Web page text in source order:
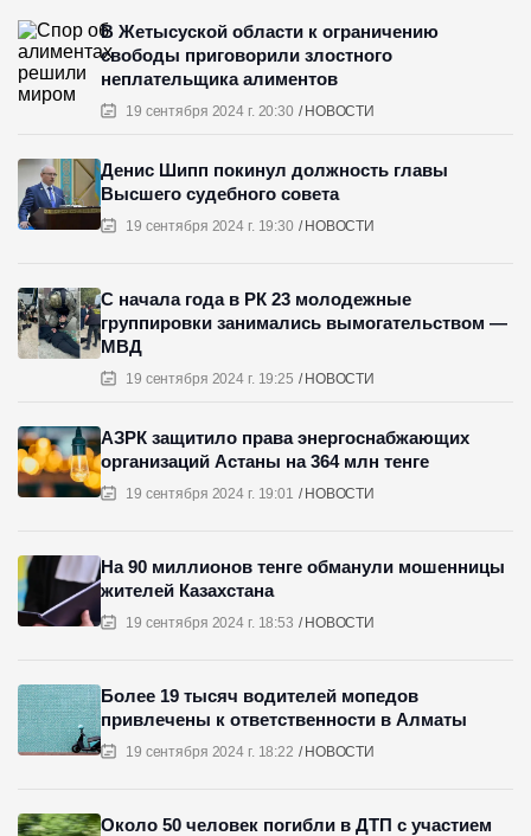
19 сентября 2024 г. 20:30 НОВОСТИ
В Жетысуской области к ограничению
свободы приговорили злостного
неплательщика алиментов
19 сентября 2024 г. 19:30 НОВОСТИ
Денис Шипп покинул должность главы
Высшего судебного совета
19 сентября 2024 г. 19:25 НОВОСТИ
С начала года в РК 23 молодежные
группировки занимались вымогательством —
МВД
19 сентября 2024 г. 19:01 НОВОСТИ
АЗРК защитило права энергоснабжающих
организаций Астаны на 364 млн тенге
19 сентября 2024 г. 18:53 НОВОСТИ
На 90 миллионов тенге обманули мошенницы
жителей Казахстана
19 сентября 2024 г. 18:22 НОВОСТИ
Более 19 тысяч водителей мопедов
привлечены к ответственности в Алматы
Около 50 человек погибли в ДТП с участием